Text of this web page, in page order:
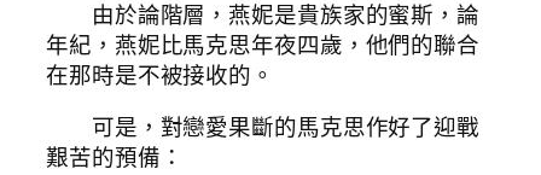
由於論階層，燕妮是貴族家的蜜斯，論
年紀，燕妮比馬克思年夜四歲，他們的聯合
在那時是不被接收的。
可是，對戀愛果斷的馬克思作好了迎戰
艱苦的預備：